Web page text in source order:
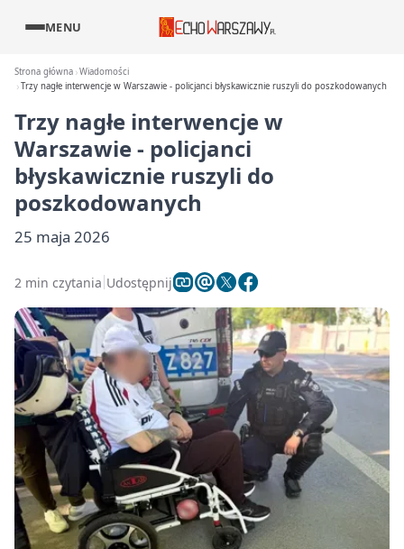
MENU
Strona główna Wiadomości
Trzy nagłe interwencje w Warszawie - policjanci błyskawicznie ruszyli do poszkodowanych
Trzy nagłe interwencje w
Warszawie - policjanci
błyskawicznie ruszyli do
poszkodowanych
25 maja 2026
2 min czytania Udostępnij